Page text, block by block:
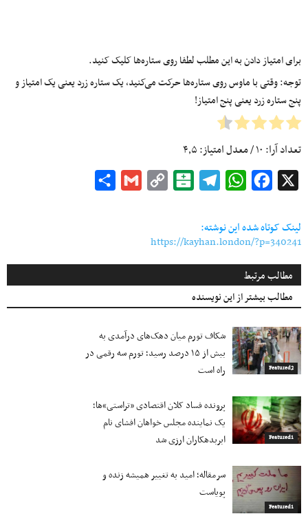
برای امتیاز دادن به این مطلب لطفا روی ستاره‌ها کلیک کنید.
توجه: وقتی با ماوس روی ستاره‌ها حرکت می‌کنید، یک ستاره زرد یعنی یک امتیاز و
پنج ستاره زرد یعنی پنج امتیاز!
تعداد آرا: ۱۰/ معدل امتیاز:۴٫۵
Facebook
WhatsApp
Telegram
Balatarin
Copy
Gmail
لینک کوتاه شده این نوشته:
https://kayhan.london/?p=340241
مطالب مرتبط
مطالب بیشتر از این نویسنده
Featured2
شکاف تورم میان دهک‌های درآمدی به
بیش از ۱۵ درصد رسید؛ تورم سه رقمی در
راه است
Featured1
پرونده فساد کلان اقتصادی «تراستی»ها؛
یک نماینده مجلس خواهان افشای نام
ابربدهکاران ارزی شد
Featured1
سرمقاله؛ امید به تغییر همیشه زنده و
پویاست